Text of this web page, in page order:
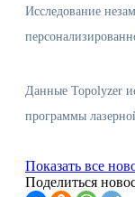
Исследование
Данные Topolyzer
программы
Показать все
Поделиться